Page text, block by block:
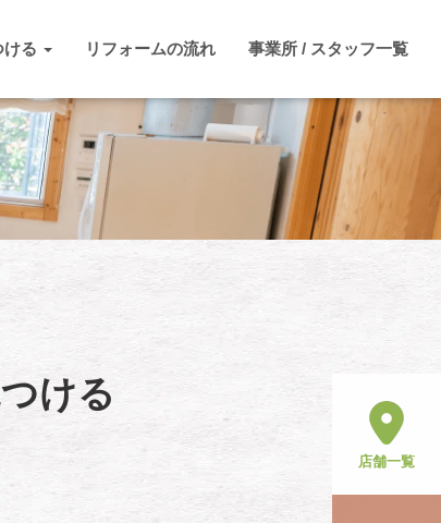
ける リフォームの流れ 事業所 / スタッフ一覧
店舗一覧
ける